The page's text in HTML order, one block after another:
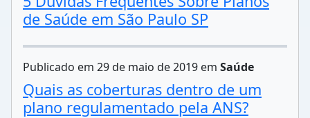
de Saúde em São Paulo SP
Publicado em 29 de maio de 2019 em Saúde
Quais as coberturas dentro de um
plano regulamentado pela ANS?